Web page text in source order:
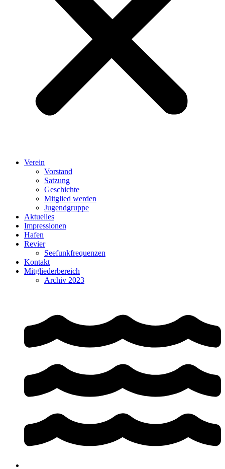
Verein
Vorstand
Satzung
Geschichte
Mitglied werden
Jugendgruppe
Aktuelles
Impressionen
Hafen
Revier
Seefunkfrequenzen
Kontakt
Mitgliederbereich
Archiv 2023